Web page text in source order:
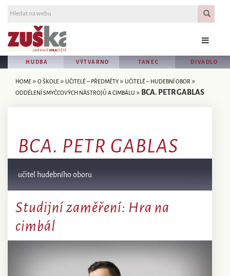
HUDBA VÝTVARNO TANEC DIVADLO
HOME » O ŠKOLE » UČITELÉ – PŘEDMĚTY » UČITELÉ – HUDEBNÍ OBOR »
ODDĚLENÍ SMYČCOVÝCH NÁSTROJŮ A CIMBÁLU » BCA. PETR GABLAS
BCA. PETR GABLAS
učitel hudebního oboru
Studijní zaměření: Hra na
cimbál